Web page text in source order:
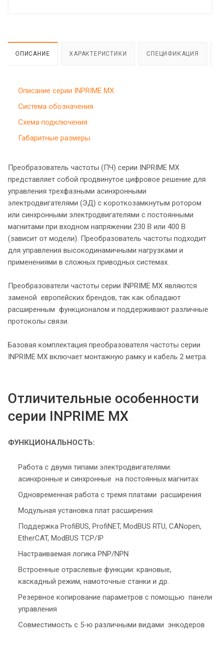
ОПИСАНИЕ ХАРАКТЕРИСТИКИ СПЕЦИФИКАЦИЯ
Описание серии INPRIME MX
Система обозначения
Схема подключения
Габаритные размеры
Преобразователь частоты (ПЧ) серии INPRIME MX
представляет собой продвинутое цифровое решение для
управления трехфазными асинхронными
электродвигателями (ЭД) с короткозамкнутым ротором
или синхронными электродвигателями с постоянными
магнитами при входном напряжении 230 В или 400 В
(зависит от модели). Преобразователь частоты подходит
для управления высокодинамичными нагрузками и
применениями в сложных приводных системах.
Преобразователи частоты серии INPRIME MX являются
заменой европейских брендов, так как обладают
расширенным функционалом и поддерживают различные
протоколы связи.
Базовая комплектация преобразователя частоты серии
INPRIME MX включает монтажную рамку и кабель 2 метра.
Отличительные особенности
серии INPRIME MX
ФУНКЦИОНАЛЬНОСТЬ:
Работа с двумя типами электродвигателями:
асинхронные и синхронные на постоянных магнитах
Одновременная работа с тремя платами расширения
Модульная установка плат расширения
Поддержка ProfiBUS, ProfiNET, ModBUS RTU, CANopen,
EtherCAT, ModBUS TCP/IP
Настраиваемая логика PNP/NPN
Встроенные отраслевые функции: крановые,
каскадный режим, намоточные станки и др.
Резервное копирование параметров с помощью панели
управления
Совместимость с 5-ю различными видами энкодеров